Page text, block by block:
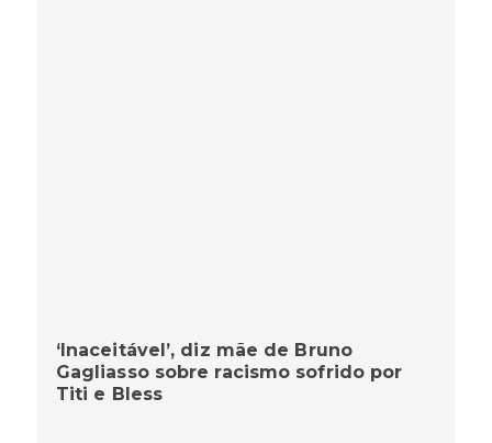
‘Inaceitável’, diz mãe de Bruno
Gagliasso sobre racismo sofrido por
Titi e Bless